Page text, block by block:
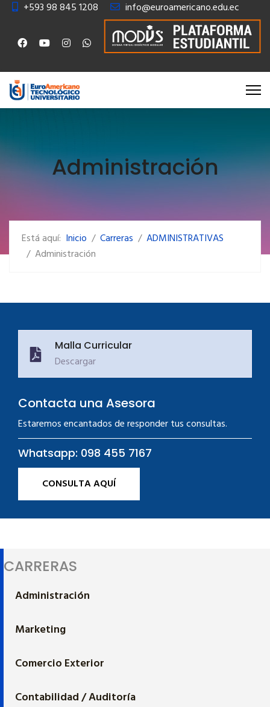
+593 98 845 1208 info@euroamericano.edu.ec
Administración
Está aquí: Inicio Carreras
ADMINISTRATIVAS
Administración
Malla Curricular
Descargar
Contacta una Asesora
Estaremos encantados de responder tus consultas.
Whatsapp: 098 455 7167
CONSULTA AQUÍ
CARRERAS
Administración
Marketing
Comercio Exterior
Contabilidad / Auditoría